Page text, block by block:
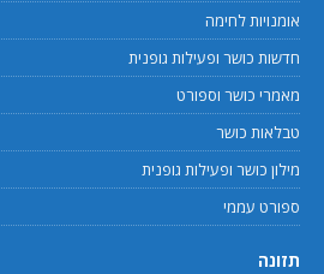
אומנויות לחימה
חדשות כושר ופעילות גופנית
מאמרי כושר וספורט
טבלאות כושר
מילון כושר ופעילות גופנית
ספורט עממי
תזונה